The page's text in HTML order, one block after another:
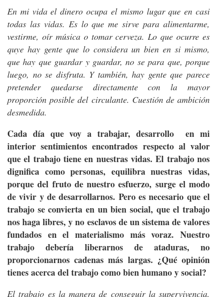
En mi vida el dinero ocupa el mismo lugar que en casi
todas las vidas. Es lo que me sirve para alimentarme,
vestirme, oír música o tomar cerveza. Lo que ocurre es
quye hay gente que lo considera un bien en si mismo,
que hay que guardar y guardar, no se para que, porque
luego, no se disfruta. Y también, hay gente que parece
pretender quedarse directamente con la mayor
proporción posible del circulante. Cuestión de ambición
desmedida.
Cada día que voy a trabajar, desarrollo en mi
interior sentimientos encontrados respecto al valor
que el trabajo tiene en nuestras vidas. El trabajo nos
dignifica como personas, equilibra nuestras vidas,
porque del fruto de nuestro esfuerzo, surge el modo
de vivir y de desarrollarnos. Pero es necesario que el
trabajo se convierta en un bien social, que el trabajo
nos haga libres, y no esclavos de un sistema de valores
fundados en el materialismo más voraz. Nuestro
trabajo debería liberarnos de ataduras, no
proporcionarnos cadenas más largas. ¿Qué opinión
tienes acerca del trabajo como bien humano y social?
El trabajo es la manera de conseguir la supervivencia.